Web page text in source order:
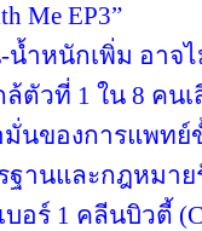
Me EP3”
น้ำหนักเพิ่ม อาจ
ล้ตัวที่ 1 ใน 8 คน
มั่นของการแพท
านและกฎหมาย
บอร์ 1 คลีนบิวตี้